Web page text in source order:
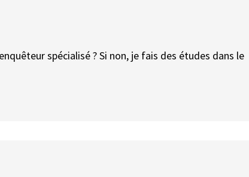
spécialisé ? Si non, je fais des études dans le